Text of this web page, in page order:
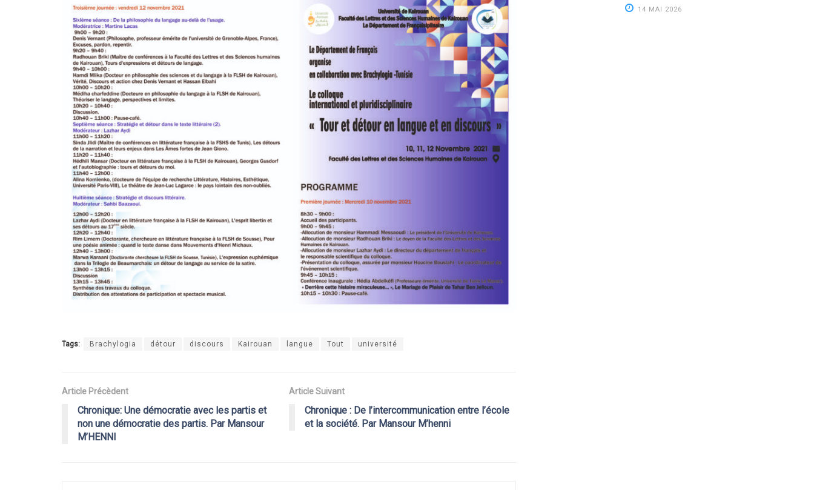
Tags: Brachylogia détour discours Kairouan langue Tout université
Article Précèdent
Chronique: Une démocratie avec les partis et
non une démocratie des partis. Par Mansour
M’HENNI
Article Suivant
Chronique : De l’intercommunication entre l’école
et la société. Par Mansour M’henni
14 MAI 2026